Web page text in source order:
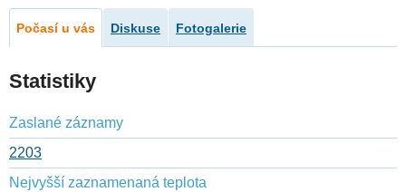
Počasí u vás Diskuse Fotogalerie
Statistiky
Zaslané záznamy
2203
Nejvyšší zaznamenaná teplota